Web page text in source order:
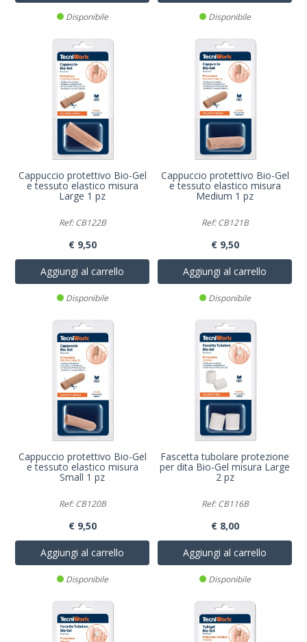
Disponibile Disponibile
Cappuccio protettivo Bio-Gel
e tessuto elastico misura
Large 1 pz
Ref: CB122B
€ 9,50
Aggiungi al carrello
Disponibile
Cappuccio protettivo Bio-Gel
e tessuto elastico misura
Medium 1 pz
Ref: CB121B
€ 9,50
Aggiungi al carrello
Disponibile
Cappuccio protettivo Bio-Gel
e tessuto elastico misura
Small 1 pz
Ref: CB120B
€ 9,50
Aggiungi al carrello
Disponibile
Fascetta tubolare protezione
per dita Bio-Gel misura Large
2 pz
Ref: CB116B
€ 8,00
Aggiungi al carrello
Disponibile